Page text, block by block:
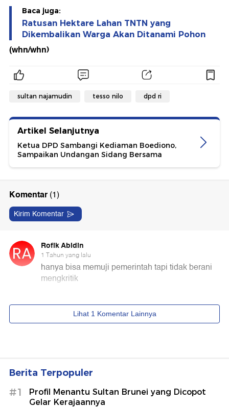
Baca juga:
Ratusan Hektare Lahan TNTN yang
Dikembalikan Warga Akan Ditanami Pohon
(whn/whn)
sultan najamudin tesso nilo dpd ri
Artikel Selanjutnya
Ketua DPD Sambangi Kediaman Boediono,
Sampaikan Undangan Sidang Bersama
Berita Terpopuler
#1
Profil Menantu Sultan Brunei yang Dicopot
Gelar Kerajaannya